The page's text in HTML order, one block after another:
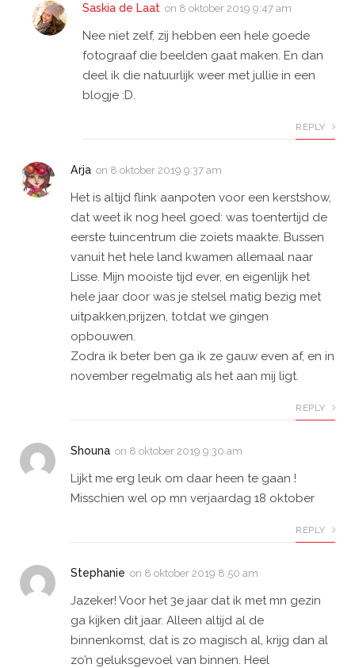
Saskia de Laat on 8 oktober 2019 9:47 am
Nee niet zelf, zij hebben een hele goede
fotograaf die beelden gaat maken. En dan
deel ik die natuurlijk weer met jullie in een
blogje :D.
REPLY
Arja on 8 oktober 2019 9:37 am
Het is altijd flink aanpoten voor een kerstshow,
dat weet ik nog heel goed: was toentertijd de
eerste tuincentrum die zoiets maakte. Bussen
vanuit het hele land kwamen allemaal naar
Lisse. Mijn mooiste tijd ever, en eigenlijk het
hele jaar door was je stelsel matig bezig met
uitpakken,prijzen, totdat we gingen
opbouwen.
Zodra ik beter ben ga ik ze gauw even af, en in
november regelmatig als het aan mij ligt.
REPLY
Shouna on 8 oktober 2019 9:30 am
Lijkt me erg leuk om daar heen te gaan !
Misschien wel op mn verjaardag 18 oktober
REPLY
Stephanie on 8 oktober 2019 8:50 am
Jazeker! Voor het 3e jaar dat ik met mn gezin
ga kijken dit jaar. Alleen altijd al de
binnenkomst, dat is zo magisch al, krijg dan al
zo’n geluksgevoel van binnen. Heel